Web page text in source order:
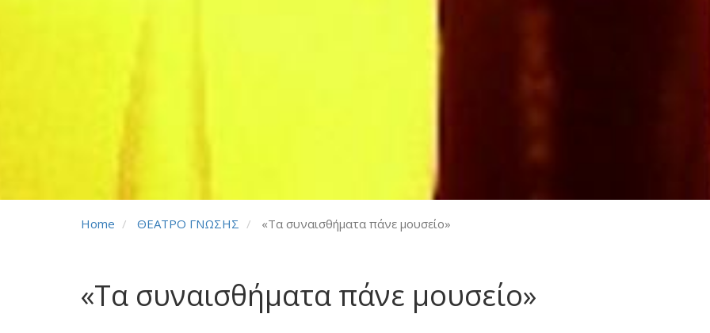
Home ΘΕΑΤΡΟ ΓΝΩΣΗΣ «Τα συναισθήματα πάνε μουσείο»
«Τα συναισθήματα πάνε μουσείο»